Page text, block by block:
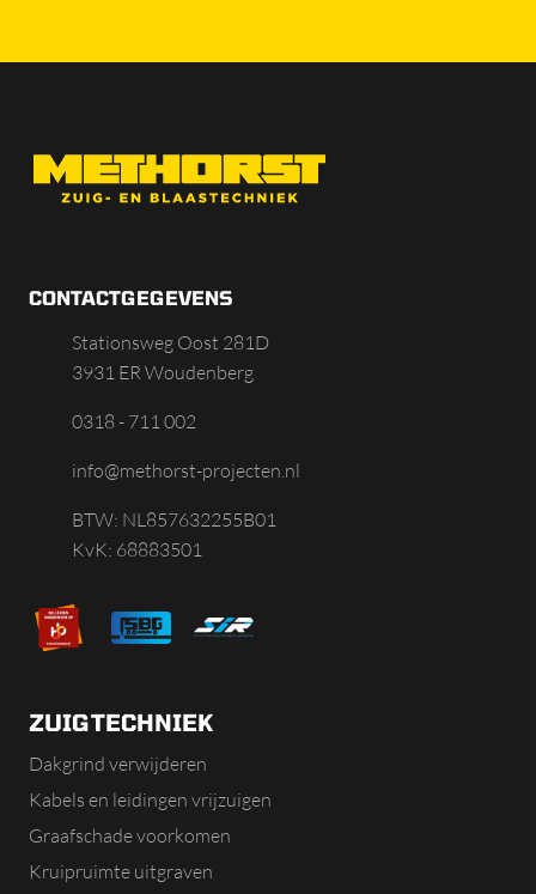
CONTACTGEGEVENS
Stationsweg Oost 281D
3931 ER Woudenberg
0318 - 711 002
info@methorst-projecten.nl
BTW: NL857632255B01
KvK: 68883501
ZUIGTECHNIEK
Dakgrind verwijderen
Kabels en leidingen vrijzuigen
Graafschade voorkomen
Kruipruimte uitgraven